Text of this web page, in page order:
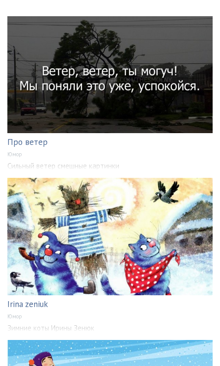
Про ветер
Юмор
Сильный ветер смешные картинки
Irina zeniuk
Юмор
Зимние коты Ирины Зенюк